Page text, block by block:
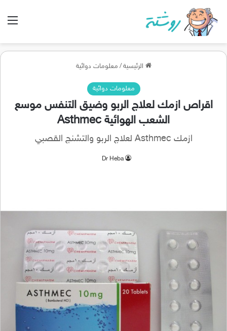
الرئيسية / معلومات دوائية
معلومات دوائية
اقراص ازمك لعلاج الربو وضيق التنفس موسع
الشعب الهوائية Asthmec
ازمك Asthmec لعلاج الربو والتشنج القصبي
Dr Heba